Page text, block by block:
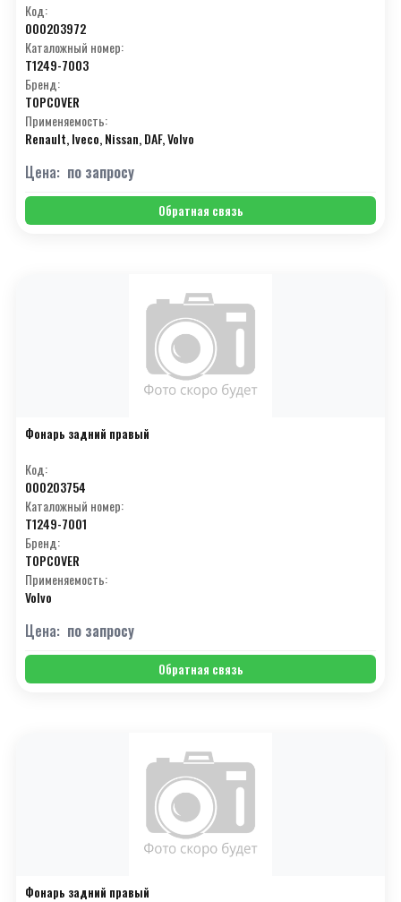
Код:
000203972
Каталожный номер:
T1249-7003
Бренд:
TOPCOVER
Применяемость:
Renault, Iveco, Nissan, DAF, Volvo
Цена: по запросу
Обратная связь
Фонарь задний правый
Код:
000203754
Каталожный номер:
T1249-7001
Бренд:
TOPCOVER
Применяемость:
Volvo
Цена: по запросу
Обратная связь
Фонарь задний правый